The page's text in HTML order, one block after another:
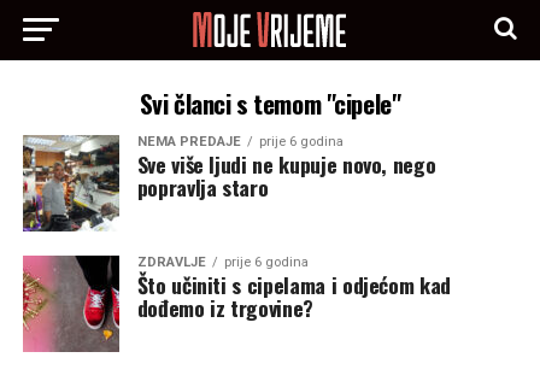
Svi članci s temom "cipele"
NEMA PREDAJE prije 6 godina
Sve više ljudi ne kupuje novo, nego
popravlja staro
ZDRAVLJE prije 6 godina
Što učiniti s cipelama i odjećom kad
dođemo iz trgovine?